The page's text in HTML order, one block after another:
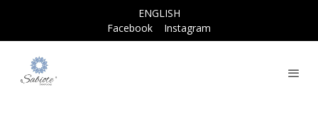
ENGLISH
Facebook
Instagram